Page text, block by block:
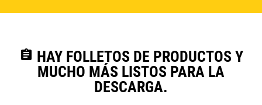
assignment HAY FOLLETOS DE PRODUCTOS Y
MUCHO MÁS LISTOS PARA LA
DESCARGA.